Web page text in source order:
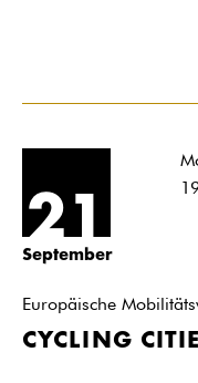
21
September
Europäische
CYCLING